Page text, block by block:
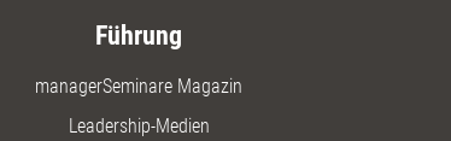
Führung
managerSeminare Magazin
Leadership-Medien